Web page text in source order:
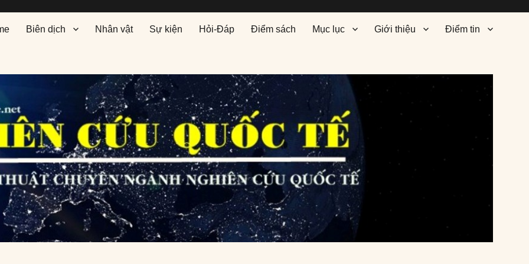
Biên dịch Nhân vật Sự kiện Hỏi-Đáp Điểm sách Mục lục Giới thiệu Điểm tin